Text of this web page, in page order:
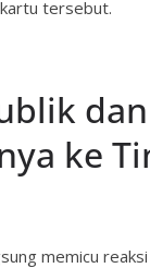
tersebut.
dan
ke
memicu